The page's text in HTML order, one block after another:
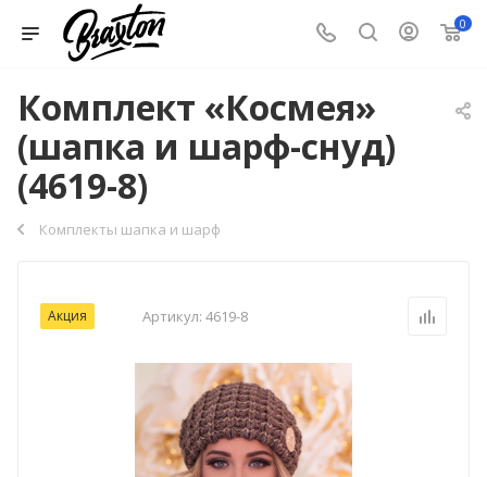
0
Комплект «Космея»
(шапка и шарф-снуд)
(4619-8)
Комплекты шапка и шарф
Акция Артикул: 4619-8